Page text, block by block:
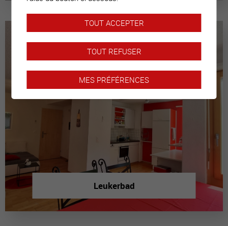
Leukerbad
TOUT ACCEPTER
TOUT REFUSER
MES PRÉFÉRENCES